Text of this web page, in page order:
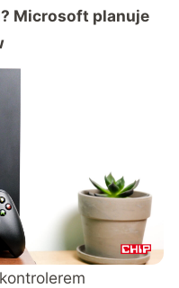
Microsoft planuje